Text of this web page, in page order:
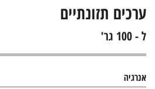
ערכים תזונתיים
ל - 100 גר'
אנרגיה